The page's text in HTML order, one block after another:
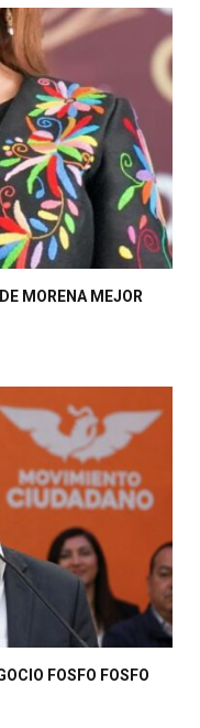
MORENA MEJOR
FOSFO FOSFO